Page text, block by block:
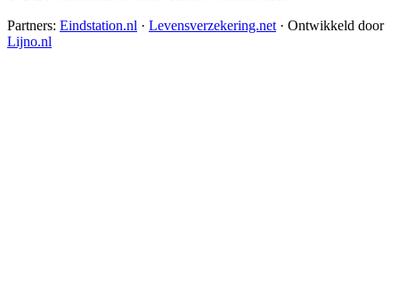
Partners: Eindstation.nl · Levensverzekering.net · Ontwikkeld door
Lijno.nl